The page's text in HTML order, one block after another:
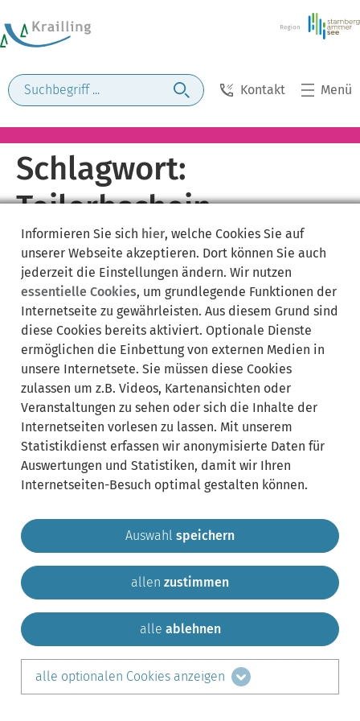
Kontakt Menü
Schlagwort:
Teilerbschein
Gemeinde Krailling Impressum
Sitemap
Kontakt
teilen auf:
LinkedIn
Informieren Sie sich hier, welche Cookies Sie auf
unserer Webseite akzeptieren. Dort können Sie auch
jederzeit die Einstellungen ändern. Wir nutzen
essentielle Cookies, um grundlegende Funktionen der
Internetseite zu gewährleisten. Aus diesem Grund sind
diese Cookies bereits aktiviert. Optionale Dienste
ermöglichen die Einbettung von externen Medien in
unsere Internetsete. Sie müssen diese Cookies
zulassen um z.B. Videos, Kartenansichten oder
Veranstaltungen zu sehen oder sich die Inhalte der
Internetseiten vorlesen zu lassen. Mit unserem
Statistikdienst erfassen wir anonymisierte Daten für
Auswertungen und Statistiken, damit wir Ihren
Internetseiten-Besuch optimal gestalten können.
Auswahl speichern
allen zustimmen
alle ablehnen
alle optionalen Cookies anzeigen